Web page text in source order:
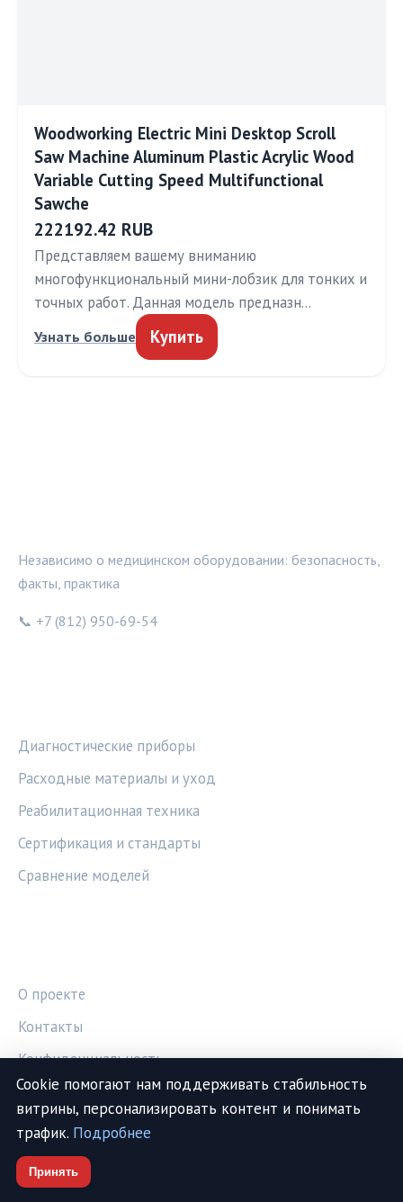
Woodworking Electric Mini Desktop Scroll
Saw Machine Aluminum Plastic Acrylic Wood
Variable Cutting Speed Multifunctional
Sawche
222192.42 RUB
Представляем вашему вниманию
многофункциональный мини-лобзик для тонких и
точных работ. Данная модель предназн…
Узнать больше Купить
Независимо о медицинском оборудовании: безопасность,
факты, практика
📞 +7 (812) 950-69-54
Диагностические приборы
Расходные материалы и уход
Реабилитационная техника
Сертификация и стандарты
Сравнение моделей
О проекте
Контакты
Конфиденциальность
Условия использования
Дисклеймер
Cookie помогают нам поддерживать стабильность
витрины, персонализировать контент и понимать
трафик. Подробнее
Принять